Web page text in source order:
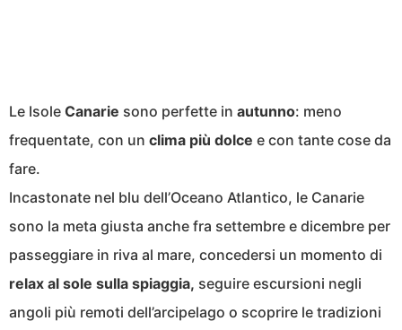
Le Isole Canarie sono perfette in autunno: meno
frequentate, con un clima più dolce e con tante cose da
fare.
Incastonate nel blu dell’Oceano Atlantico, le Canarie
sono la meta giusta anche fra settembre e dicembre per
passeggiare in riva al mare, concedersi un momento di
relax al sole sulla spiaggia, seguire escursioni negli
angoli più remoti dell’arcipelago o scoprire le tradizioni